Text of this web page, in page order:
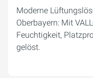
Moderne
Oberbayern: Mit
Feuchtigkeit,
gelöst.